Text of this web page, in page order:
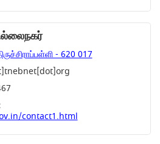
- 620 017
contact1.html